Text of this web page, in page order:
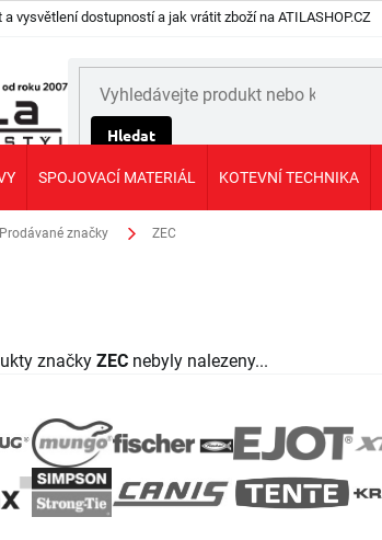
vysvětlení dostupností a jak vrátit zboží na ATILASHOP.CZ
Hledat
SPOJOVACÍ MATERIÁL KOTEVNÍ TECHNIKA
Prodávané značky ZEC
značky ZEC nebyly nalezeny...